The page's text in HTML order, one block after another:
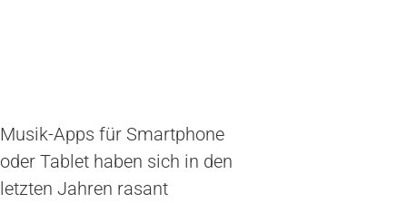
Musik-Apps für Smartphone
oder Tablet haben sich in den
letzten Jahren rasant